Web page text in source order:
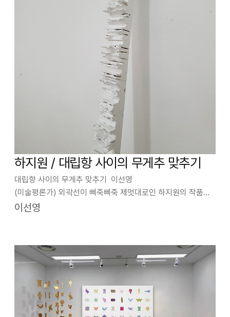
하지원 / 대립항 사이의 무게추 맞추기
대립항 사이의 무게추 맞추기 이선영
(미술평론가) 외곽선이 삐죽삐죽 제멋대로인 하지원의 작품은
겉보기와 달리 그 자신이 만든 단위 구조가 존재한다. 퍼즐이나
이선영